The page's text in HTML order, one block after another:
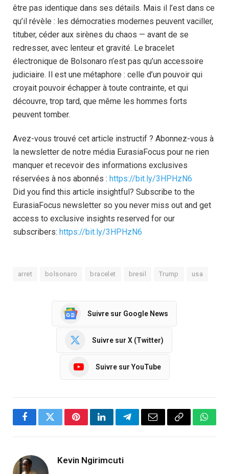
être pas identique dans ses détails. Mais il l’est dans ce
qu’il révèle : les démocraties modernes peuvent vaciller,
tituber, céder aux sirènes du chaos — avant de se
redresser, avec lenteur et gravité. Le bracelet
électronique de Bolsonaro n’est pas qu’un accessoire
judiciaire. Il est une métaphore : celle d’un pouvoir qui
croyait pouvoir échapper à toute contrainte, et qui
découvre, trop tard, que même les hommes forts
peuvent tomber.
Avez-vous trouvé cet article instructif ? Abonnez-vous à
la newsletter de notre média EurasiaFocus pour ne rien
manquer et recevoir des informations exclusives
réservées à nos abonnés : https://bit.ly/3HPHzN6
Did you find this article insightful? Subscribe to the
EurasiaFocus newsletter so you never miss out and get
access to exclusive insights reserved for our
subscribers: https://bit.ly/3HPHzN6
arret bolsonaro bracelet bresil Trump usa
Suivre sur Google News
Suivre sur X (Twitter)
Suivre sur YouTube
FacebookTwitterPinterestLinkedInTelegramEmail Copy
Kevin Ngirimcuti